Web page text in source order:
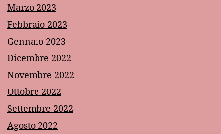
Marzo 2023
Febbraio 2023
Gennaio 2023
Dicembre 2022
Novembre 2022
Ottobre 2022
Settembre 2022
Agosto 2022